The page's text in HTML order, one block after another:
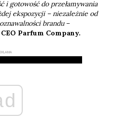
i gotowość do przełamywania
ekspozycji – niezależnie od
brandu –
Parfum Company.